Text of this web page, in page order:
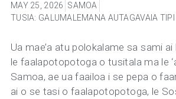
MAY 25, 2026 SAMOA
TUSIA: GALUMALEMANA AUTAGAVAIA
Ua mae’a atu polokalame sa sami
le faalapotopotoga o tusitala ma le
Samoa, ae ua faailoa i se pepa o
ai o se tasi o faalapotopotoga, le